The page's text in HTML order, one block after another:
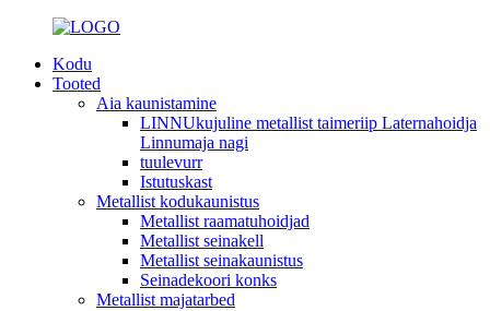
Kodu
Tooted
Aia kaunistamine
LINNUkujuline metallist taimeriip Laternahoidja
Linnumaja nagi
tuulevurr
Istutuskast
Metallist kodukaunistus
Metallist raamatuhoidjad
Metallist seinakell
Metallist seinakaunistus
Seinadekoori konks
Metallist majatarbed